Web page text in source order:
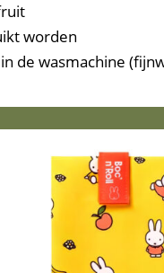
worden
de wasmachine